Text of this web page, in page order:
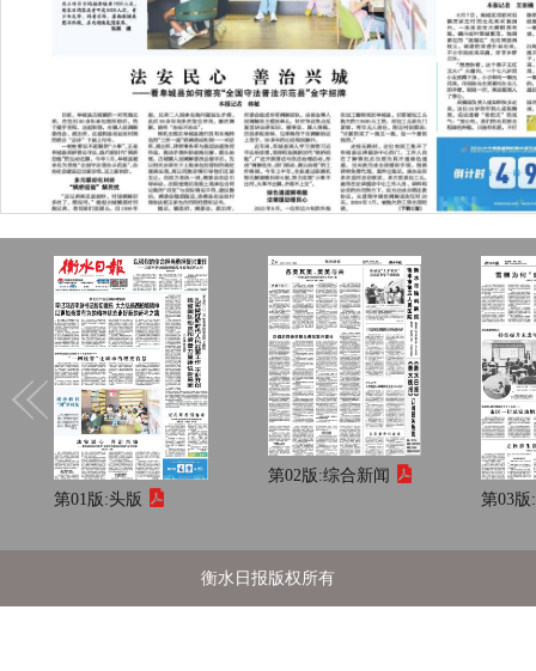
第01版:头版
第02版:综合新闻
第03版:
衡水日报版权所有